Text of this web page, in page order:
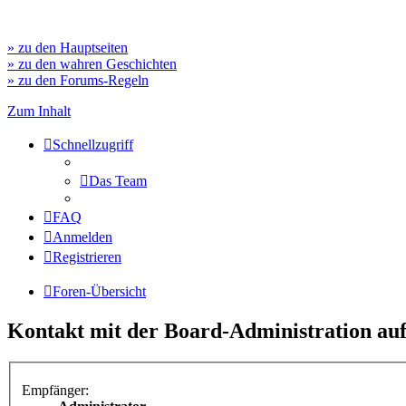
» zu den Hauptseiten
» zu den wahren Geschichten
» zu den Forums-Regeln
Zum Inhalt
Schnellzugriff
Das Team
FAQ
Anmelden
Registrieren
Foren-Übersicht
Kontakt mit der Board-Administration
Empfänger: